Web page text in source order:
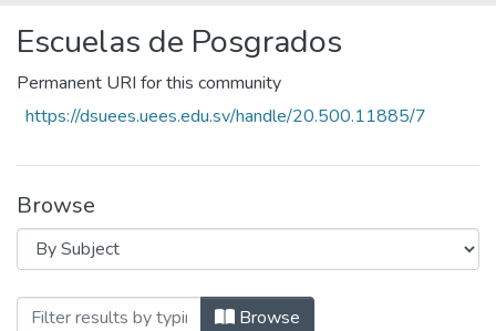
Escuelas de Posgrados
Permanent URI for this community
https://dsuees.uees.edu.sv/handle/20.500.11885/7
Browse
Browsing Escuelas de Posgrados by
Browse